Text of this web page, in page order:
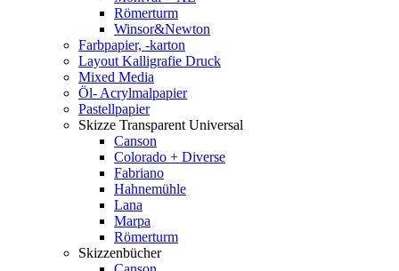
Römerturm
Winsor&Newton
Farbpapier, -karton
Layout Kalligrafie Druck
Mixed Media
Öl- Acrylmalpapier
Pastellpapier
Skizze Transparent Universal
Canson
Colorado + Diverse
Fabriano
Hahnemühle
Lana
Marpa
Römerturm
Skizzenbücher